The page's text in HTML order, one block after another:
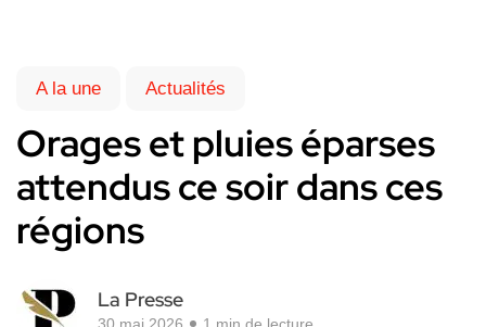
A la une Actualités
Orages et pluies éparses
attendus ce soir dans ces
régions
La Presse